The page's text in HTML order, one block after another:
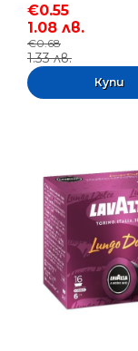
€0.55
1.08 лв.
€0.68
1.33 лв.